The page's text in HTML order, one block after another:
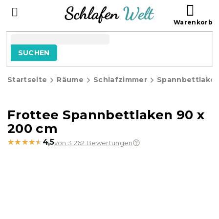
SUCHEN
Startseite Räume Schlafzimmer
Frottee Spannbettlaken 90 x
200 cm
★★★★★
★★★★★ 4,5von 3 262 Bewertungen